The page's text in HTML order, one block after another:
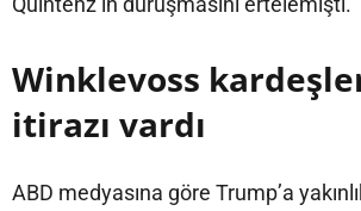
Winklevoss
itirazı vardı
ABD medyasına göre Trump’a